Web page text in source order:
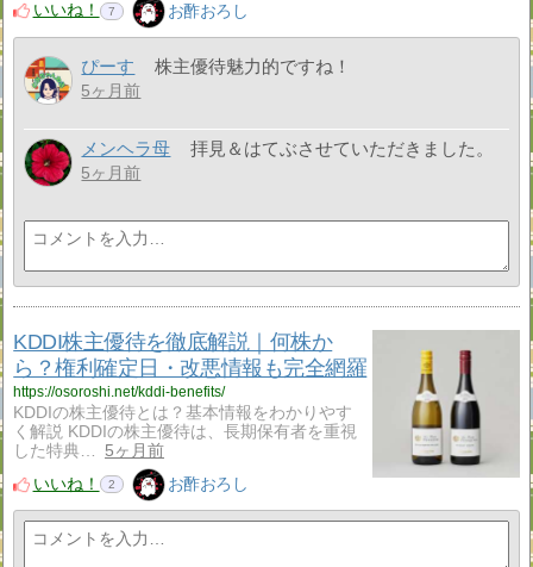
いいね！
7 お酢おろし
ぴーす 株主優待魅力的ですね！
5ヶ月前
メンヘラ母 拝見＆はてぶさせていただきました。
5ヶ月前
KDDI株主優待を徹底解説｜何株か
ら？権利確定日・改悪情報も完全網羅
https://osoroshi.net/kddi-benefits/
KDDIの株主優待とは？基本情報をわかりやす
く解説 KDDIの株主優待は、長期保有者を重視
した特典…
5ヶ月前
いいね！
2 お酢おろし